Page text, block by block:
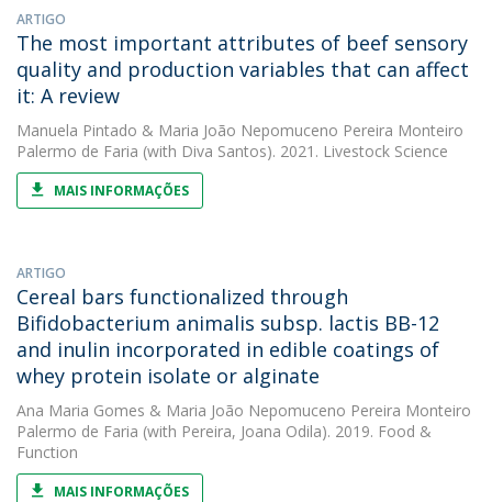
ARTIGO
The most important attributes of beef sensory
quality and production variables that can affect
it: A review
Manuela Pintado & Maria João Nepomuceno Pereira Monteiro
Palermo de Faria (with Diva Santos). 2021. Livestock Science
MAIS INFORMAÇÕES
ARTIGO
Cereal bars functionalized through
Bifidobacterium animalis subsp. lactis BB-12
and inulin incorporated in edible coatings of
whey protein isolate or alginate
Ana Maria Gomes & Maria João Nepomuceno Pereira Monteiro
Palermo de Faria (with Pereira, Joana Odila). 2019. Food &
Function
MAIS INFORMAÇÕES